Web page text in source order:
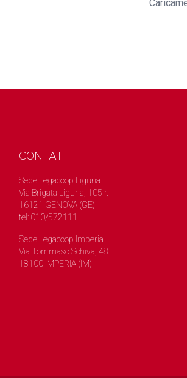
CONTATTI
Sede Legacoop Liguria
Via Brigata Liguria, 105 r.
16121 GENOVA (GE)
tel: 010/572111
Sede Legacoop Imperia
Via Tommaso Schiva, 48
18100 IMPERIA (IM)